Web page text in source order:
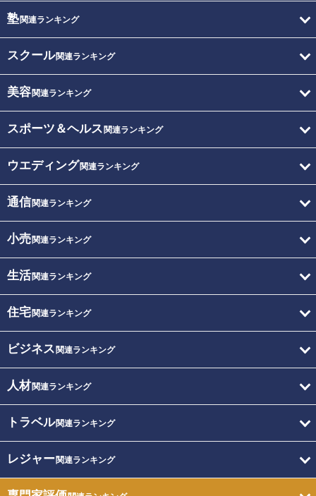
塾関連ランキング
スクール関連ランキング
美容関連ランキング
スポーツ＆ヘルス 関連ランキング
ウエディング関連ランキング
通信関連ランキング
小売関連ランキング
生活関連ランキング
住宅関連ランキング
ビジネス 関連ランキング
人材関連ランキング
トラベル関連ランキング
レジャー関連ランキング